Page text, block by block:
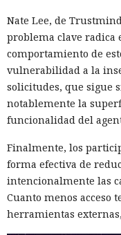
Nate Lee, de
problema clave
comportamiento de
vulnerabilidad a la
solicitudes, que sigue
notablemente la
funcionalidad del
Finalmente, los
forma efectiva de
intencionalmente las
Cuanto menos acceso
herramientas